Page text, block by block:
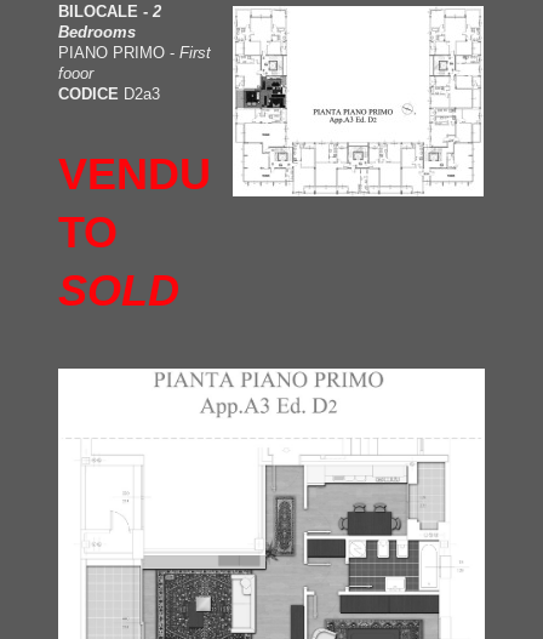
BILOCALE - 2
Bedrooms
PIANO PRIMO - First
fooor
CODICE D2a3
VENDU
TO
SOLD